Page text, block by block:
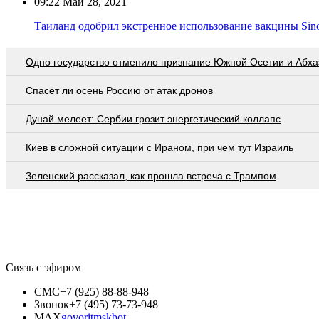
Таиланд одобрил экстренное использование вакцины
Одно государство отменило признание Южной Осетии и
Спасёт ли осень Россию от атак дронов
Дунай мелеет: Сербии грозит энергетический коллапс
Киев в сложной ситуации с Ираном, при чем тут Израиль
Зеленский рассказал, как прошла встреча с Трампом
Связь с эфиром
СМС+7 (925) 88-88-948
Звонок+7 (495) 73-73-948